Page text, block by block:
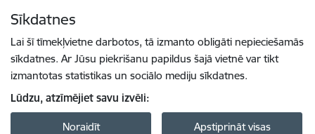
Sīkdatnes
Lai šī tīmekļvietne darbotos, tā izmanto obligāti nepieciešamās
sīkdatnes. Ar Jūsu piekrišanu papildus šajā vietnē var tikt
izmantotas statistikas un sociālo mediju sīkdatnes.
Lūdzu, atzīmējiet savu izvēli:
Noraidīt Apstiprināt visas